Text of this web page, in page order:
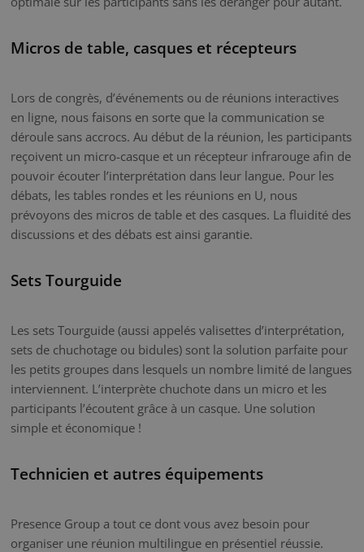
Micros de table, casques et récepteurs
Lors de congrès, d’événements ou de réunions interactives
en ligne, nous faisons en sorte que la communication se
déroule sans accrocs. Au début de la réunion, les participants
reçoivent un micro-casque et un récepteur infrarouge afin de
pouvoir écouter l’interprétation dans leur langue. Pour les
débats, les tables rondes et les réunions en U, nous
prévoyons des micros de table et des casques. La fluidité des
discussions et des débats est ainsi garantie.
Sets Tourguide
Les sets Tourguide (aussi appelés valisettes d’interprétation,
sets de chuchotage ou bidules) sont la solution parfaite pour
les petits groupes dans lesquels un nombre limité de langues
interviennent. L’interprète chuchote dans un micro et les
participants l’écoutent grâce à un casque. Une solution
simple et économique !
Technicien et autres équipements
Presence Group a tout ce dont vous avez besoin pour
organiser une réunion multilingue en présentiel réussie.